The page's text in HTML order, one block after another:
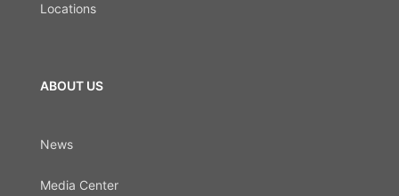
Locations
ABOUT US
News
Media Center